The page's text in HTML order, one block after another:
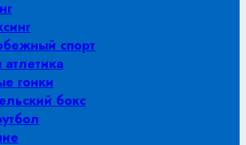
спорт
атлетика
гонки
бокс